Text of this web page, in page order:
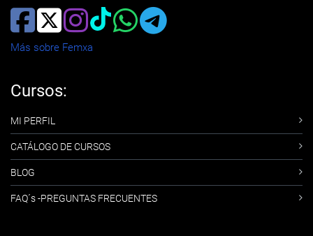
Más sobre Femxa
Cursos:
MI PERFIL
CATÁLOGO DE CURSOS
BLOG
FAQ´s -PREGUNTAS FRECUENTES